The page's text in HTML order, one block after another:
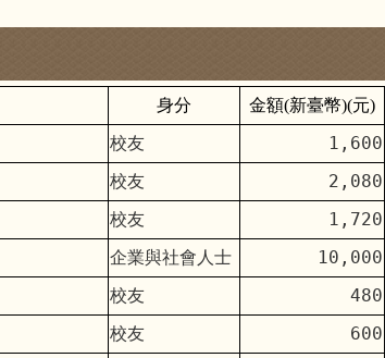
身分 金額(新臺幣)(元)
校友 1,600
校友 2,080
校友 1,720
企業與社會人士 10,000
校友 480
校友 600